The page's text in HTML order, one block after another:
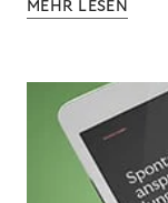
MEHR LESEN